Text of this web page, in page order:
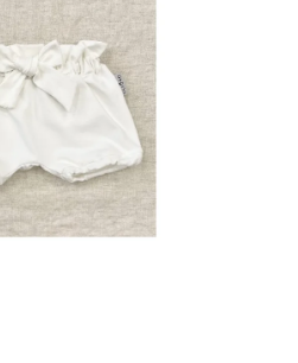
podmienky
Blog
údajov a poučenie o cookies
Reklamačný formulár